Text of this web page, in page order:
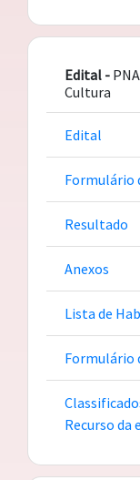
Edital -
Cultura
Edital
Formulário
Resultado
Anexos
Lista de
Formulário
Recurso da